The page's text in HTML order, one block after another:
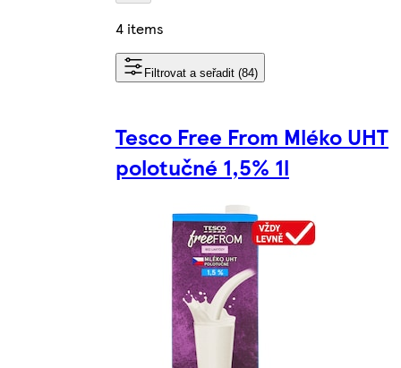
4 items
Filtrovat a seřadit (84)
Tesco Free From Mléko UHT
polotučné 1,5% 1l